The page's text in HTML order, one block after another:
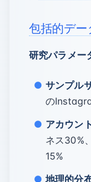
包括的デー
研究パラメー
サンプル
の
アカウン
ネス30%
15%
地理的分